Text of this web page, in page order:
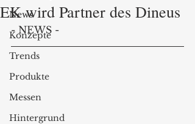
News
Konzepte
Trends
Produkte
Messen
Hintergrund
EK wird Partner des Dineus
- NEWS -